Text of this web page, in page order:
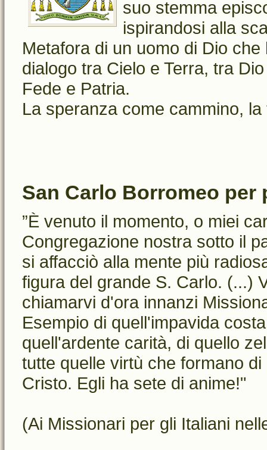
suo stemma
ispirandosi alla
Metafora di un uomo di Dio
dialogo tra Cielo e Terra, tra
Fede e Patria.
La speranza come cammino,
San Carlo Borromeo per
”È venuto il momento, o miei
Congregazione nostra sotto il
si affacciò alla mente più
figura del grande S. Carlo. (...)
chiamarvi d'ora innanzi
Esempio di quell'impavida
quell'ardente carità, di quello
tutte quelle virtù che formano
Cristo. Egli ha sete di anime!"
(Ai Missionari per gli Italiani